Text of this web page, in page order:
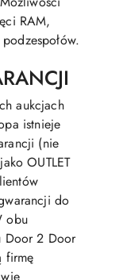
RAM,
aukcjach
istnieje
(nie
OUTLET
do
obu
Door 2 Door
firmę